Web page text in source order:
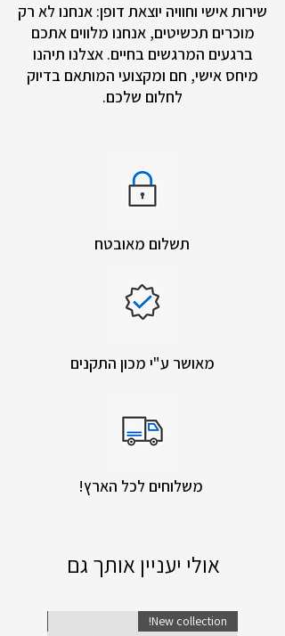
שירות אישי וחוויה יוצאת דופן: אנחנו לא רק
מוכרים תכשיטים, אנחנו מלווים אתכם
ברגעים המרגשים בחיים. אצלנו תיהנו
מיחס אישי, חם ומקצועי המותאם בדיוק
לחלום שלכם.
תשלום מאובטח
מאושר ע"י מכון התקנים
אולי יעניין אותך גם
New collection!